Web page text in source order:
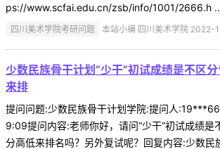
ps://www.scfai.edu.cn/zsb/info/1001/2666.h
四川美术学院考研问题 本站小编 四川美术学院 2022-
少数民族骨干计划“少干”初试成绩是不区
来排
提问问题:少数民族骨干计划学院:提问人
9:09提问内容:老师你好，请问“少干”初试成绩是
分高低来排名吗？另外复试呢？回复内容:少数民